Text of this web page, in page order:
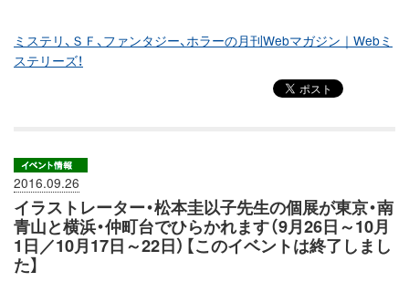
ミステリ、ＳＦ、ファンタジー、ホラーの月刊Webマガジン｜Webミ
ステリーズ！
2016.09.26
イラストレーター・松本圭以子先生の個展が東京・南
青山と横浜・仲町台でひらかれます（9月26日～10月
1日／10月17日～22日）【このイベントは終了しまし
た】